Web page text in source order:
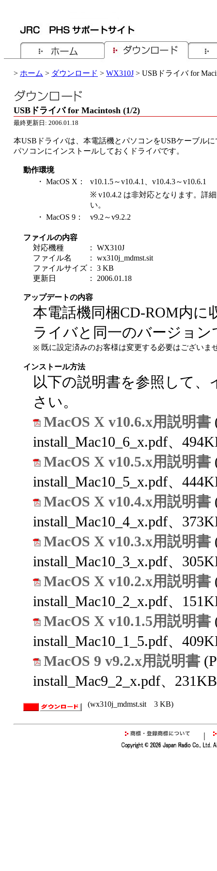
> ホーム > ダウンロード > WX310J > USBドライバ for
USBドライバ for Macintosh (1/2)
最終更新日: 2006.01.18
本USBドライバは、本電話機とパソコンをUSBケーブル
パソコンにインストールしておくドライバです。
動作環境
・ MacOS X：
v10.1.5～v10.4.1、v10.4.3～v10.6.1
※ v10.4.2 は非対応となります。詳
い。
・ MacOS 9：
v9.2～v9.2.2
ファイルの内容
対応機種
： WX310J
ファイル名
： wx310j_mdmst.sit
ファイルサイズ ： 3 KB
更新日
： 2006.01.18
アップデートの内容
本電話機同梱CD-ROM内に
ライバと同一のバージョン
※ 既に設定済みのお客様は変更する必要はございま
インストール方法
以下の説明書を参照して
さい。
MacOS X v10.6.x用説明書
install_Mac10_6_x.pdf、
MacOS X v10.5.x用説明書
install_Mac10_5_x.pdf、
MacOS X v10.4.x用説明書
install_Mac10_4_x.pdf、
MacOS X v10.3.x用説明書
install_Mac10_3_x.pdf、
MacOS X v10.2.x用説明書
install_Mac10_2_x.pdf、
MacOS X v10.1.5用説明書
install_Mac10_1_5.pdf、
MacOS 9 v9.2.x用説明書
install_Mac9_2_x.pdf、
(wx310j_mdmst.sit 3 KB)